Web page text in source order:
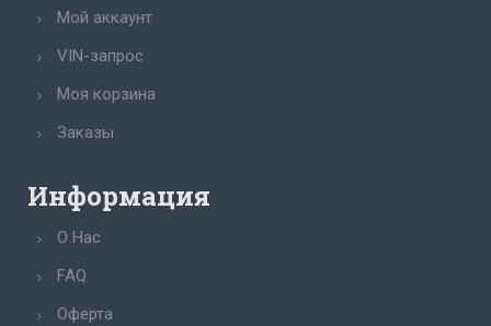
Мой аккаунт
VIN-запрос
Моя корзина
Заказы
Информация
О Нас
FAQ
Оферта